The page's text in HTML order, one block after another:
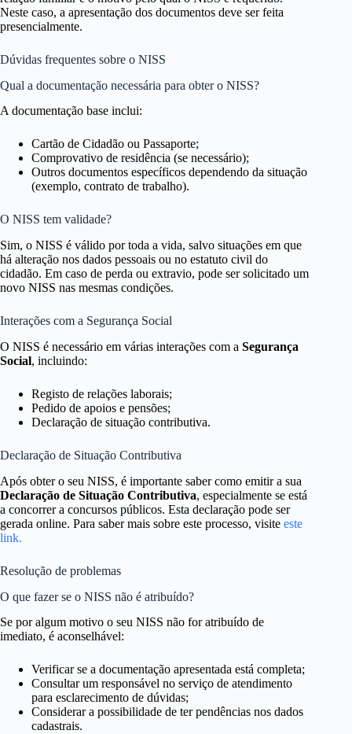
Neste caso, a apresentação dos documentos deve ser feita
presencialmente.
Dúvidas frequentes sobre o NISS
Qual a documentação necessária para obter o NISS?
A documentação base inclui:
Cartão de Cidadão ou Passaporte;
Comprovativo de residência (se necessário);
Outros documentos específicos dependendo da situação
(exemplo, contrato de trabalho).
O NISS tem validade?
Sim, o NISS é válido por toda a vida, salvo situações em que
há alteração nos dados pessoais ou no estatuto civil do
cidadão. Em caso de perda ou extravio, pode ser solicitado um
novo NISS nas mesmas condições.
Interações com a Segurança Social
O NISS é necessário em várias interações com a Segurança
Social, incluindo:
Registo de relações laborais;
Pedido de apoios e pensões;
Declaração de situação contributiva.
Declaração de Situação Contributiva
Após obter o seu NISS, é importante saber como emitir a sua
Declaração de Situação Contributiva, especialmente se está
a concorrer a concursos públicos. Esta declaração pode ser
gerada online. Para saber mais sobre este processo, visite este
link.
Resolução de problemas
O que fazer se o NISS não é atribuído?
Se por algum motivo o seu NISS não for atribuído de
imediato, é aconselhável:
Verificar se a documentação apresentada está completa;
Consultar um responsável no serviço de atendimento
para esclarecimento de dúvidas;
Considerar a possibilidade de ter pendências nos dados
cadastrais.